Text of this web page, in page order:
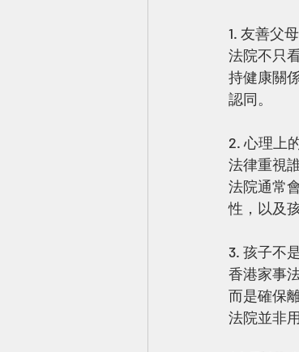
1. 友善父
法院不只
持健康關
認同。
2. 心理上
法律重視
法院通常
性，以及
3. 孩子不
香港家事
而是確保
法院並非